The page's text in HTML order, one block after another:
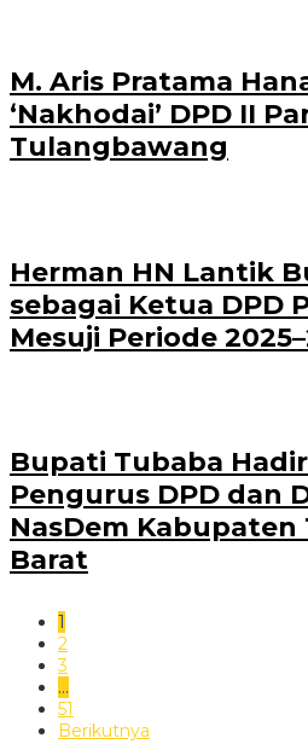
M. Aris Pratama
‘Nakhodai’ DPD II
Tulangbawang
Herman HN Lantik
sebagai Ketua DPD
Mesuji Periode
Bupati Tubaba
Pengurus DPD dan
NasDem
Barat
1
2
3
…
51
Berikutnya